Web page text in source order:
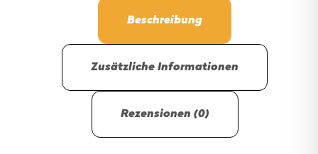
Beschreibung
Zusätzliche Informationen
Rezensionen (0)